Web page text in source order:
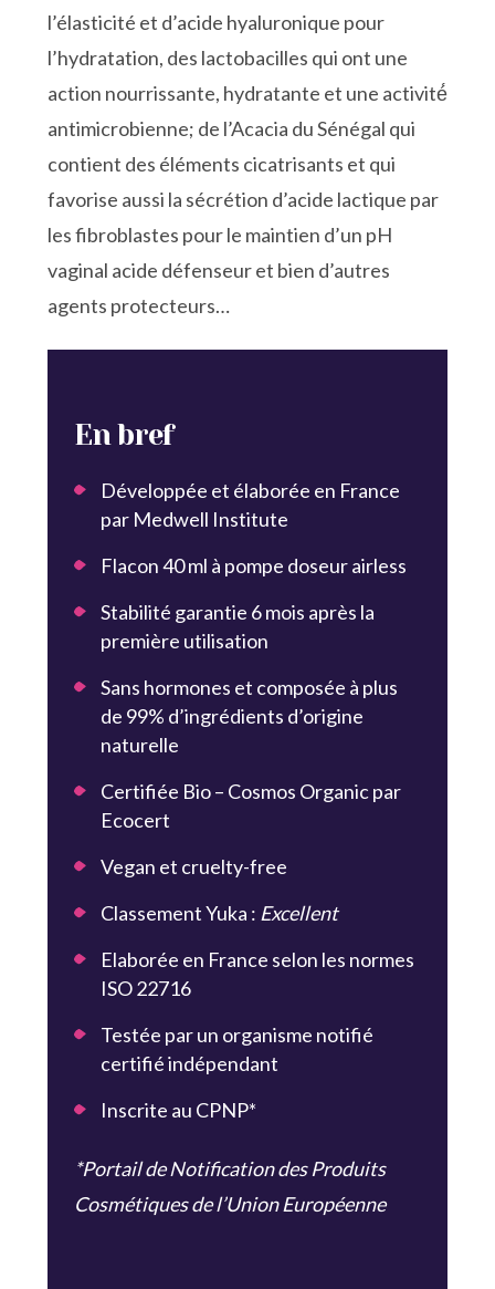
l’élasticité et d’acide hyaluronique pour
l’hydratation, des lactobacilles qui ont une
action nourrissante, hydratante et une activité́
antimicrobienne; de l’Acacia du Sénégal qui
contient des éléments cicatrisants et qui
favorise aussi la sécrétion d’acide lactique par
les fibroblastes pour le maintien d’un pH
vaginal acide défenseur et bien d’autres
agents protecteurs…
En bref
Développée et élaborée en France
par Medwell Institute
Flacon 40 ml à pompe doseur airless
Stabilité garantie 6 mois après la
première utilisation
Sans hormones et composée à plus
de 99% d’ingrédients d’origine
naturelle
Certifiée Bio – Cosmos Organic par
Ecocert
Vegan et cruelty-free
Classement Yuka : Excellent
Elaborée en France selon les normes
ISO 22716
Testée par un organisme notifié
certifié indépendant
Inscrite au CPNP*
*Portail de Notification des Produits
Cosmétiques de l’Union Européenne